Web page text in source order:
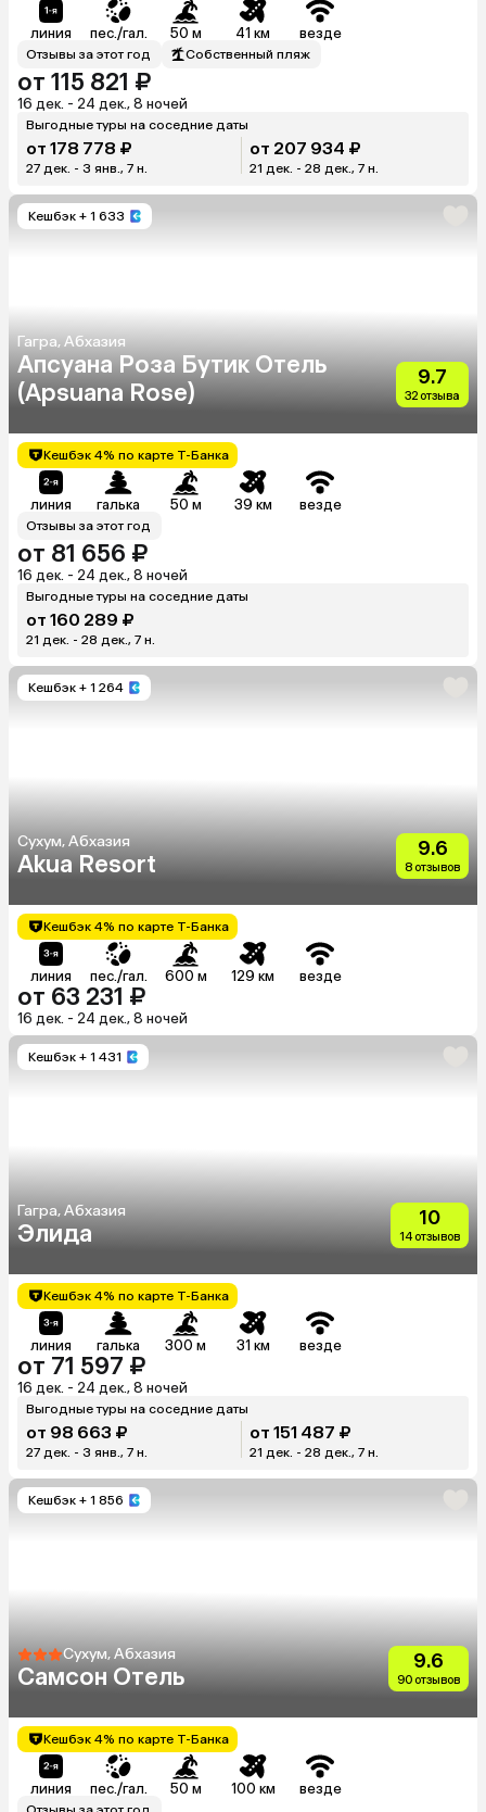
линия пес./гал. 50 м 41 км везде
Отзывы за этот год Собственный пляж
от 115 821 ₽
16 дек. - 24 дек., 8 ночей
Выгодные туры на соседние даты
от 178 778 ₽
27 дек. - 3 янв., 7 н.
от 207 934 ₽
21 дек. - 28 дек., 7 н.
Кешбэк + 1 633
Гагра, Абхазия
Апсуана Роза Бутик Отель
(Apsuana Rose)
9.7
32 отзыва
Кешбэк 4% по карте Т-Банка
линия галька 50 м 39 км везде
Отзывы за этот год
от 81 656 ₽
16 дек. - 24 дек., 8 ночей
Выгодные туры на соседние даты
от 160 289 ₽
21 дек. - 28 дек., 7 н.
Кешбэк + 1 264
Сухум, Абхазия
Akua Resort
9.6
8 отзывов
Кешбэк 4% по карте Т-Банка
линия пес./гал. 600 м 129 км везде
от 63 231 ₽
16 дек. - 24 дек., 8 ночей
Кешбэк + 1 431
Гагра, Абхазия
Элида
10
14 отзывов
Кешбэк 4% по карте Т-Банка
линия галька 300 м 31 км везде
от 71 597 ₽
16 дек. - 24 дек., 8 ночей
Выгодные туры на соседние даты
от 98 663 ₽
27 дек. - 3 янв., 7 н.
от 151 487 ₽
21 дек. - 28 дек., 7 н.
Кешбэк + 1 856
Сухум, Абхазия
Самсон Отель
9.6
90 отзывов
Кешбэк 4% по карте Т-Банка
линия пес./гал. 50 м 100 км везде